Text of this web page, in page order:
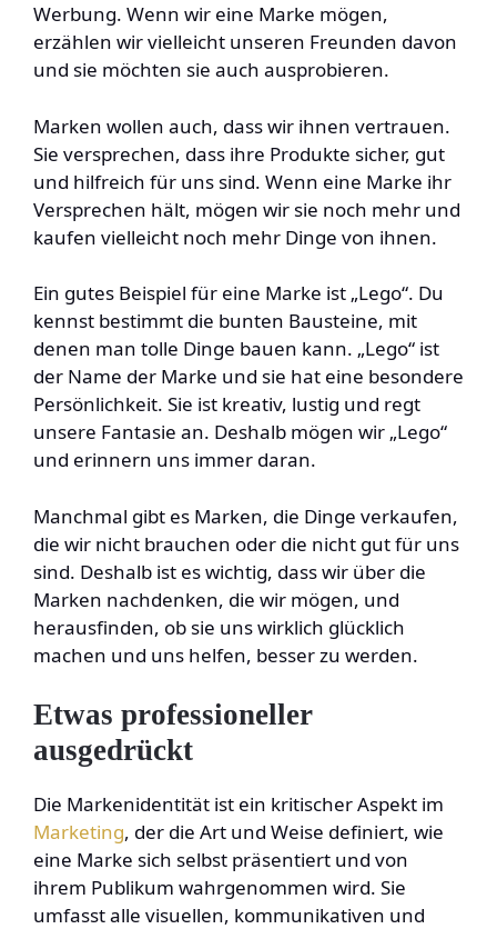
Werbung. Wenn wir eine Marke mögen,
erzählen wir vielleicht unseren Freunden davon
und sie möchten sie auch ausprobieren.
Marken wollen auch, dass wir ihnen vertrauen.
Sie versprechen, dass ihre Produkte sicher, gut
und hilfreich für uns sind. Wenn eine Marke ihr
Versprechen hält, mögen wir sie noch mehr und
kaufen vielleicht noch mehr Dinge von ihnen.
Ein gutes Beispiel für eine Marke ist „Lego“. Du
kennst bestimmt die bunten Bausteine, mit
denen man tolle Dinge bauen kann. „Lego“ ist
der Name der Marke und sie hat eine besondere
Persönlichkeit. Sie ist kreativ, lustig und regt
unsere Fantasie an. Deshalb mögen wir „Lego“
und erinnern uns immer daran.
Manchmal gibt es Marken, die Dinge verkaufen,
die wir nicht brauchen oder die nicht gut für uns
sind. Deshalb ist es wichtig, dass wir über die
Marken nachdenken, die wir mögen, und
herausfinden, ob sie uns wirklich glücklich
machen und uns helfen, besser zu werden.
Etwas professioneller
ausgedrückt
Die Markenidentität ist ein kritischer Aspekt im
Marketing, der die Art und Weise definiert, wie
eine Marke sich selbst präsentiert und von
ihrem Publikum wahrgenommen wird. Sie
umfasst alle visuellen, kommunikativen und